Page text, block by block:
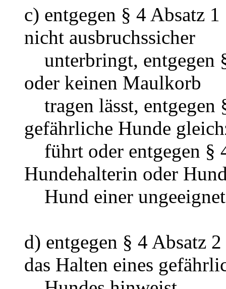
c) entgegen § 4 Absatz
nicht ausbruchssicher
unterbringt, entgegen
oder keinen Maulkorb
tragen lässt, entgegen
gefährliche Hunde
führt oder entgegen §
Hundehalterin oder
Hund einer
d) entgegen § 4 Absatz
das Halten eines